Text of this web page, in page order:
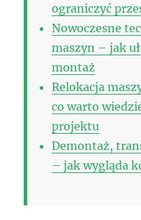
ograniczyć
Nowoczesne
maszyn – jak
montaż
Relokacja
co warto
projektu
Demontaż,
– jak wygląda